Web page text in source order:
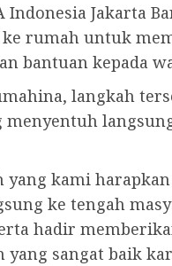
Indonesia Jakarta
rumah untuk
bantuan kepada
langkah
menyentuh
kami
ke tengah
hadir
sangat baik